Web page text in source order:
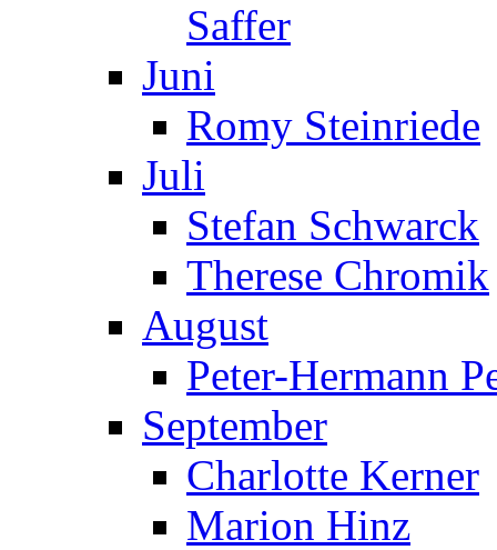
Saffer
Juni
Romy Steinriede
Juli
Stefan Schwarck
Therese Chromik
August
Peter-Hermann
September
Charlotte Kerner
Marion Hinz